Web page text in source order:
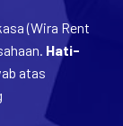
(Wira Rent
Hati-
atas